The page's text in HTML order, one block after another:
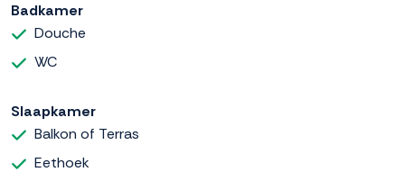
Badkamer
Douche
WC
Slaapkamer
Balkon of Terras
Eethoek